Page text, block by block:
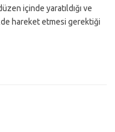
içinde yaratıldığı ve
hareket etmesi gerektiği